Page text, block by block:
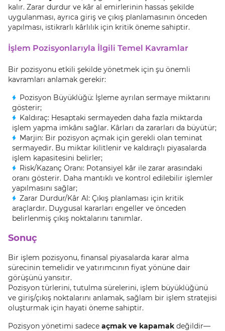
kalır. Zarar durdur ve kâr al emirlerinin hassas şekilde
uygulanması, ayrıca giriş ve çıkış planlamasının önceden
yapılması, istikrarlı kârlılık için kritik öneme sahiptir.
İşlem Pozisyonlarıyla İlgili Temel Kavramlar
Bir pozisyonu etkili şekilde yönetmek için şu önemli
kavramları anlamak gerekir:
Pozisyon Büyüklüğü: İşleme ayrılan sermaye miktarını
gösterir;
Kaldıraç: Hesaptaki sermayeden daha fazla miktarda
işlem yapma imkânı sağlar. Kârları da zararları da büyütür;
Marjin: Bir pozisyon açmak için gerekli olan teminat
sermayedir. Bu miktar kilitlenir ve kaldıraçlı piyasalarda
işlem kapasitesini belirler;
Risk/Kazanç Oranı: Potansiyel kâr ile zarar arasındaki
oranı gösterir. Daha mantıklı ve kontrol edilebilir işlemler
yapılmasını sağlar;
Zarar Durdur/Kâr Al: Çıkış planlaması için kritik
araçlardır. Duygusal kararları engeller ve önceden
belirlenmiş çıkış noktalarını tanımlar.
Sonuç
Bir işlem pozisyonu, finansal piyasalarda karar alma
sürecinin temelidir ve yatırımcının fiyat yönüne dair
görüşünü yansıtır.
Pozisyon türlerini, tutulma sürelerini, işlem büyüklüğünü
ve giriş/çıkış noktalarını anlamak, sağlam bir işlem stratejisi
oluşturmak için hayati öneme sahiptir.
Pozisyon yönetimi sadece açmak ve kapamak değildir—